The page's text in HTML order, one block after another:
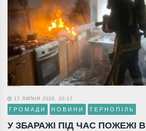
17 ЛИПНЯ 2026, 20:17
ГРОМАДИ НОВИНИ ТЕРНОПІЛЬ
У ЗБАРАЖІ ПІД ЧАС ПОЖЕЖІ В